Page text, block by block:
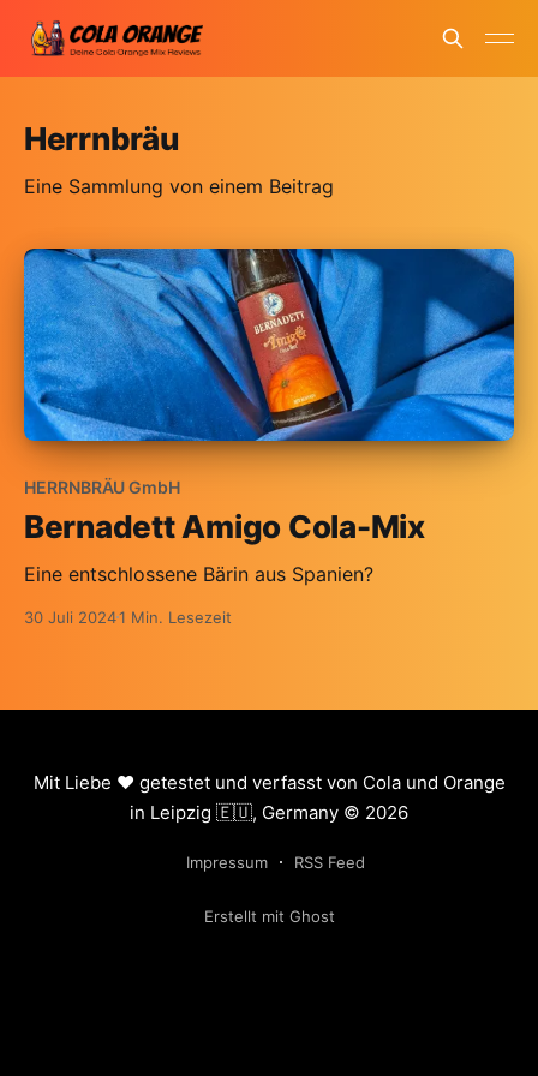
Herrnbräu
Eine Sammlung von einem Beitrag
HERRNBRÄU GmbH
Bernadett Amigo Cola-Mix
Eine entschlossene Bärin aus Spanien?
30 Juli 20241 Min. Lesezeit
Mit Liebe ❤️ getestet und verfasst von Cola und Orange
in Leipzig 🇪🇺, Germany © 2026
Impressum RSS Feed
Erstellt mit Ghost